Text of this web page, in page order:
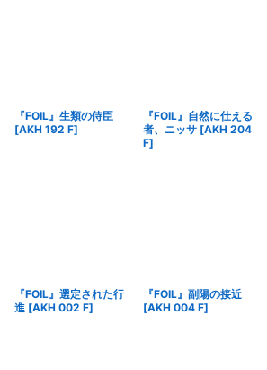
『FOIL』生類の侍臣
[AKH 192 F]
『FOIL』自然に仕える
者、ニッサ [AKH 204
F]
『FOIL』選定された行
進 [AKH 002 F]
『FOIL』副陽の接近
[AKH 004 F]